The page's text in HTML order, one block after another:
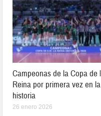
Campeonas de la Copa de la
Reina por primera vez en la
historia